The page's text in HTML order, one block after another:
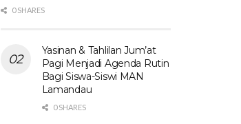
0 SHARES
Yasinan & Tahlilan Jum’at
Pagi Menjadi Agenda Rutin
Bagi Siswa-Siswi MAN
Lamandau
0 SHARES